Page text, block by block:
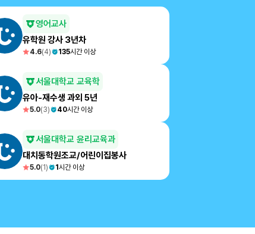
영어교사
유학원 강사 3년차
4.6(4) 135시간 이상
서울대학교 교육학
유아-재수생 과외 5년
5.0(3) 40시간 이상
서울대학교 윤리교육과
대치동학원조교/어린이집봉사
5.0(1) 1시간 이상